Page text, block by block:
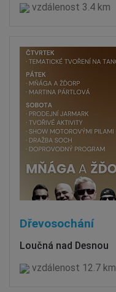
vzdálenost 3.4 km
Dřevosochání
Loučná nad Desnou
vzdálenost 12.7 km